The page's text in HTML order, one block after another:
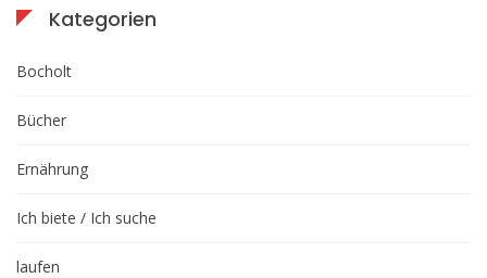
Kategorien
Bocholt
Bücher
Ernährung
Ich biete / Ich suche
laufen